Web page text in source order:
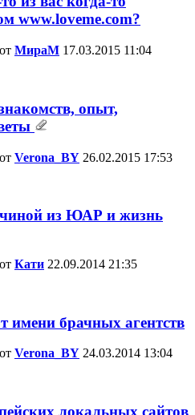
www.loveme.com?
МираМ 17.03.2015 11:04
опыт,
Verona_BY 26.02.2015 17:53
из ЮАР и жизнь
Кати 22.09.2014 21:35
имени брачных агентств
Verona_BY 24.03.2014 13:04
локальных сайтов